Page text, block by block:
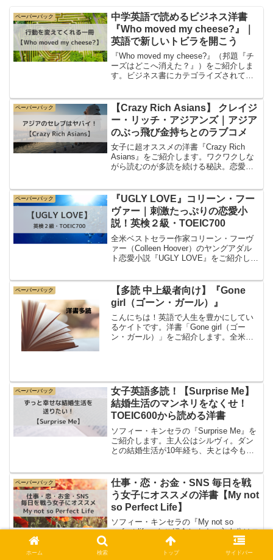
ペーパーバック
中学英語で読めるビジネス洋書
『Who moved my cheese?』｜
英語で新しいトビラを開こう
『Who moved my cheese?』（邦題『チ
ーズはどこへ消えた？』）をご紹介しま
す。ビジネス書にカテゴライズされてい
人の心に響く内容です。ベストセラーな
ので、読...
ペーパーバック
【Crazy Rich Asians】 クレイジ
ー・リッチ・アジアンズ｜アジア
のぶっ飛び金持ちとのラブコメ
女子に超オススメの洋書『Crazy Rich
Asians』をご紹介します。ワクワクしな
がら読むのが多読を続ける秘訣。恋愛も
ガポールの華僑のド派手な生活に、ハラ
ハラドキ...
ペーパーバック
『UGLY LOVE』コリーン・フー
ヴァー｜刺激たっぷりの恋愛小
説！英検２級・TOEIC700
全米ベストセラー作家コリーン・フーヴ
ァー（Colleen Hoover）のヤングアダル
ト恋愛小説『UGLY LOVE』をご紹介しま
「最高！」「刺激的！」と絶賛して...
ペーパーバック
【多読 中上級者向け】『Gone
girl（ゴーン・ガール）』
こんにちは！英語で人生を豊かにしてい
るケイトです。洋書「Gone girl（ゴー
ン・ガール）」をご紹介します。全米で
ペーパーバック
女子英語多読！【Surprise Me】
結婚生活のマンネリをなくせ！
TOEIC600から読める洋書
ソフィー・キンセラの『Surprise Me』を
ご紹介します。主人公はシルヴィ。ダン
との結婚生活が10年経ち、夫とは今も仲
ち所のない人生を送っています。特に夫
のダンとは...
ペーパーバック
仕事・恋・お金・SNS 毎日を戦
う女子にオススメの洋書【My not
so Perfect Life】
ソフィー・キンセラの『My not so
perfect life』をご紹介します。主人公はロ
ンドンに住むKatie。憧れのロンドンに住
み、ブランディングの仕事に就いていま
ホーム 検索 トップ サイドバー